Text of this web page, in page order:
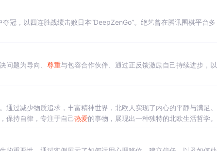
冠，以四连胜战绩击败日本“DeepZenGo”。绝艺曾在腾讯围棋平台多
问题为导向、 尊重与包容合作伙伴、通过正反馈激励自己持续进步，以
过减少物质追求，丰富精神世界，北欧人实现了内心的平静与满足。
保持自律，专注于自己热爱的事物，展现出一种独特的北欧生活哲学。